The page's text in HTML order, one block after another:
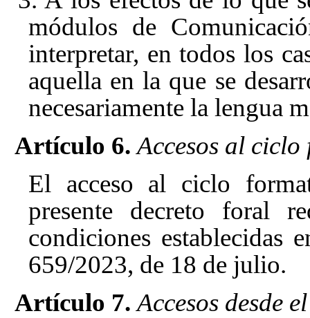
módulos de
interpretar, en todos los
aquella en la que se
necesariamente la lengua
Artículo 6. Accesos al
El acceso al ciclo
presente decreto foral
condiciones
659/2023, de 18 de julio.
Artículo 7. Accesos desde